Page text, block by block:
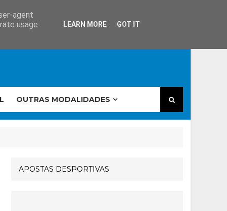
OUTRAS MODALIDADES
APOSTAS DESPORTIVAS
agent
usage
LEARN MORE GOT IT